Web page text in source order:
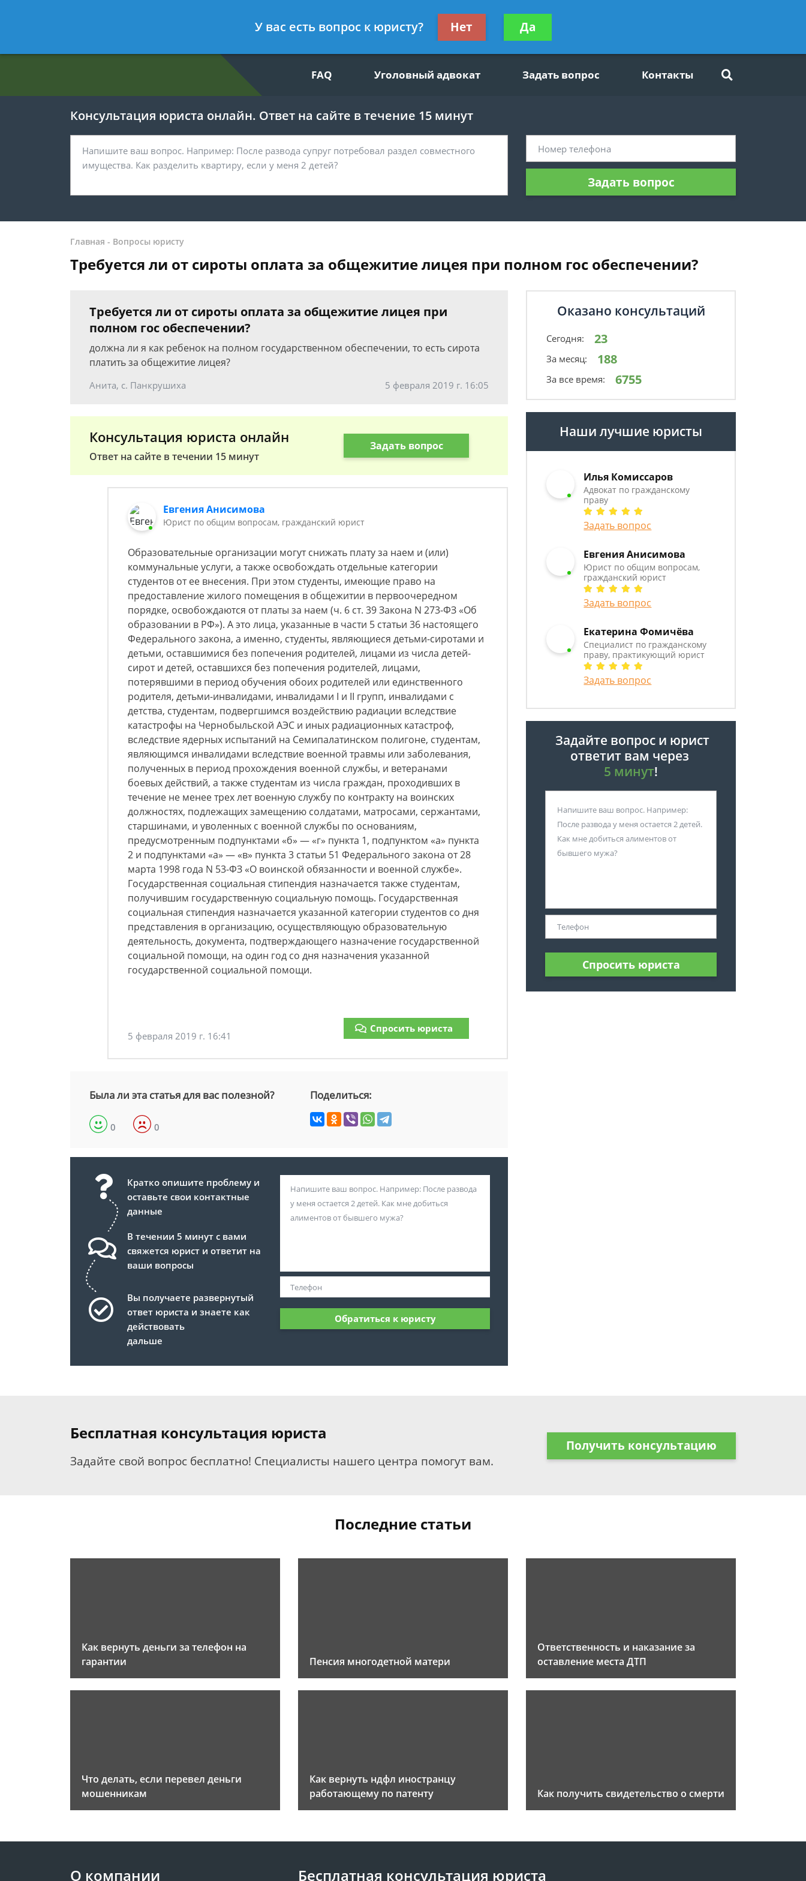
- Юрист по общим вопросам, гражданский юрист
Получите консультацию
бесплатно
FAQ Уголовный адвокат Задать вопрос Контакты
Консультация юриста онлайн. Ответ на сайте в течение 15 минут
Задать вопрос
Главная - Вопросы юристу
Требуется ли от сироты оплата за общежитие лицея при полном гос обеспечении?
Требуется ли от сироты оплата за общежитие лицея при
полном гос обеспечении?
должна ли я как ребенок на полном государственном обеспечении, то есть сирота
платить за общежитие лицея?
Анита, с. Панкрушиха 5 февраля 2019 г. 16:05
Консультация юриста онлайн
Ответ на сайте в течении 15 минут
Задать вопрос
Евгения Анисимова
Юрист по общим вопросам, гражданский юрист
Образовательные организации могут снижать плату за наем и (или)
коммунальные услуги, а также освобождать отдельные категории
студентов от ее внесения. При этом студенты, имеющие право на
предоставление жилого помещения в общежитии в первоочередном
порядке, освобождаются от платы за наем (ч. 6 ст. 39 Закона N 273-ФЗ «Об
образовании в РФ»). А это лица, указанные в части 5 статьи 36 настоящего
Федерального закона, а именно, студенты, являющиеся детьми-сиротами и
детьми, оставшимися без попечения родителей, лицами из числа детей-
сирот и детей, оставшихся без попечения родителей, лицами,
потерявшими в период обучения обоих родителей или единственного
родителя, детьми-инвалидами, инвалидами I и II групп, инвалидами с
детства, студентам, подвергшимся воздействию радиации вследствие
катастрофы на Чернобыльской АЭС и иных радиационных катастроф,
вследствие ядерных испытаний на Семипалатинском полигоне, студентам,
являющимся инвалидами вследствие военной травмы или заболевания,
полученных в период прохождения военной службы, и ветеранами
боевых действий, а также студентам из числа граждан, проходивших в
течение не менее трех лет военную службу по контракту на воинских
должностях, подлежащих замещению солдатами, матросами, сержантами,
старшинами, и уволенных с военной службы по основаниям,
предусмотренным подпунктами «б» — «г» пункта 1, подпунктом «а» пункта
2 и подпунктами «а» — «в» пункта 3 статьи 51 Федерального закона от 28
марта 1998 года N 53-ФЗ «О воинской обязанности и военной службе».
Государственная социальная стипендия назначается также студентам,
получившим государственную социальную помощь. Государственная
социальная стипендия назначается указанной категории студентов со дня
представления в организацию, осуществляющую образовательную
деятельность, документа, подтверждающего назначение государственной
социальной помощи, на один год со дня назначения указанной
государственной социальной помощи.
5 февраля 2019 г. 16:41
Спросить юриста
Была ли эта статья для вас полезной?
0 0
Поделиться:
Кратко опишите проблему и
оставьте свои контактные
данные
В течении 5 минут с вами
свяжется юрист и ответит на
ваши вопросы
Вы получаете развернутый
ответ юриста и знаете как
действовать
дальше
Обратиться к юристу
Оказано консультаций
Сегодня: 23
За месяц: 188
За все время: 6755
Наши лучшие юристы
Илья Комиссаров
Адвокат по гражданскому
праву
Задать вопрос
Евгения Анисимова
Юрист по общим вопросам,
гражданский юрист
Задать вопрос
Екатерина Фомичёва
Специалист по гражданскому
праву, практикующий юрист
Задать вопрос
Задайте вопрос и юрист
ответит вам через
5 минут!
Спросить юриста
Бесплатная консультация юриста
Задайте свой вопрос бесплатно! Специалисты нашего центра помогут вам.
Получить консультацию
Последние статьи
Как вернуть деньги за телефон на
гарантии
Пенсия многодетной матери
Ответственность и наказание за
оставление места ДТП
Что делать, если перевел деньги
мошенникам
Как вернуть ндфл иностранцу
работающему по патенту
Как получить свидетельство о смерти
О компании Бесплатная консультация юриста
У вас есть вопрос к юристу? Нет Да